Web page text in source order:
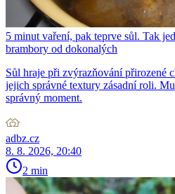
5 minut vaření, pak teprve sůl. Tak
brambory od dokonalých
Sůl hraje při zvýrazňování přirozené
jejich správné textury zásadní roli.
správný moment.
adbz.cz
8. 8. 2026, 20:40
2 min